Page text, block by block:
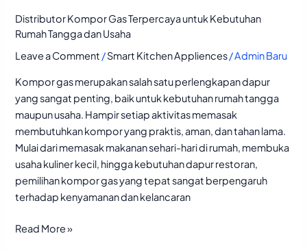
Distributor Kompor Gas Terpercaya untuk Kebutuhan
Rumah Tangga dan Usaha
Leave a Comment /Smart Kitchen Appliences/Admin Baru
Kompor gas merupakan salah satu perlengkapan dapur
yang sangat penting, baik untuk kebutuhan rumah tangga
maupun usaha. Hampir setiap aktivitas memasak
membutuhkan kompor yang praktis, aman, dan tahan lama.
Mulai dari memasak makanan sehari-hari di rumah, membuka
usaha kuliner kecil, hingga kebutuhan dapur restoran,
pemilihan kompor gas yang tepat sangat berpengaruh
terhadap kenyamanan dan kelancaran
Read More »